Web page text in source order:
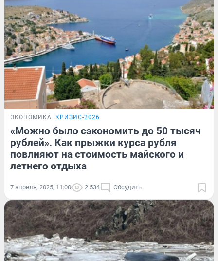
ЭКОНОМИКА КРИЗИС-2026
«Можно было сэкономить до 50 тысяч
рублей». Как прыжки курса рубля
повлияют на стоимость майского и
летнего отдыха
7 апреля, 2025, 11:00 2 534 Обсудить